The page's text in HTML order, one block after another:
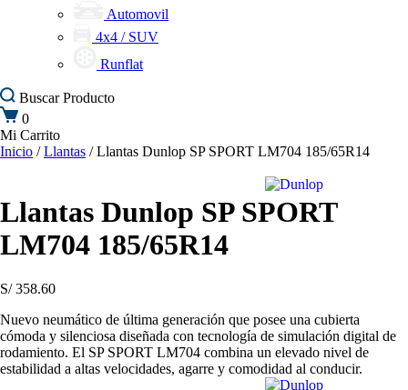
Automovil
4x4 / SUV
Runflat
BuscarProducto
0
Mi Carrito
Inicio /Llantas / Llantas Dunlop SP SPORT LM704 185/65R14
Llantas Dunlop SP SPORT
LM704 185/65R14
S/358.60
Nuevo neumático de última generación que posee una cubierta
cómoda y silenciosa diseñada con tecnología de simulación digital de
rodamiento. El SP SPORT LM704 combina un elevado nivel de
estabilidad a altas velocidades, agarre y comodidad al conducir.